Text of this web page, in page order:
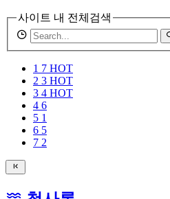
사이트 내 전체검색
검
색
필
수
1 7 HOT
2 3 HOT
3 4 HOT
4 6
5 1
6 5
7 2